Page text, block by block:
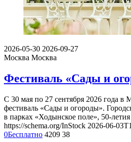
2026-05-30 2026-09-27
Москва Москва
Фестиваль «Сады и
С 30 мая по 27 сентября 2026 года в
фестиваль «Сады и огороды».
в парках «Ходынское поле», 50-
https://schema.org/InStock 2026-06-
0Бесплатно 4209 38